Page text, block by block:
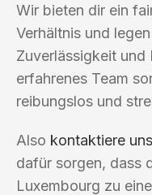
Wir bieten dir ein
Verhältnis und
Zuverlässigkeit und
erfahrenes Team
reibungslos und
Also kontaktiere uns
dafür sorgen, dass
Luxembourg zu